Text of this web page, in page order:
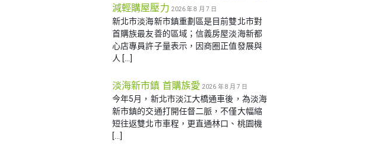
減輕購屋壓力 2026 年 8 月 7 日
新北市淡海新市鎮重劃區是目前雙北市對
首購族最友善的區域；信義房屋淡海新都
心店專員許子量表示，因商圈正值發展與
人 […]
淡海新市鎮 首購族愛 2026 年 8 月 7 日
今年5月，新北市淡江大橋通車後，為淡海
新市鎮的交通打開任督二脈，不僅大幅縮
短往返雙北市車程，更直通林口、桃園機
[…]